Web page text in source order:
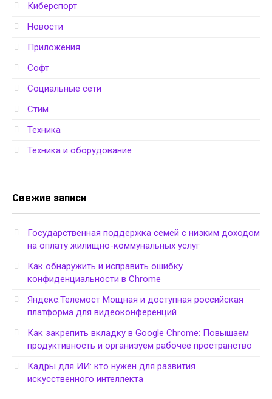
Киберспорт
Новости
Приложения
Софт
Социальные сети
Стим
Техника
Техника и оборудование
Свежие записи
Государственная поддержка семей с низким доходом
на оплату жилищно-коммунальных услуг
Как обнаружить и исправить ошибку
конфиденциальности в Chrome
Яндекс.Телемост Мощная и доступная российская
платформа для видеоконференций
Как закрепить вкладку в Google Chrome: Повышаем
продуктивность и организуем рабочее пространство
Кадры для ИИ: кто нужен для развития
искусственного интеллекта